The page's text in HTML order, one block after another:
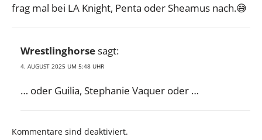
frag mal bei LA Knight, Penta oder Sheamus nach.😅
Wrestlinghorsesagt:
4. AUGUST 2025 UM 5:48 UHR
… oder Guilia, Stephanie Vaquer oder …
Kommentare sind deaktiviert.